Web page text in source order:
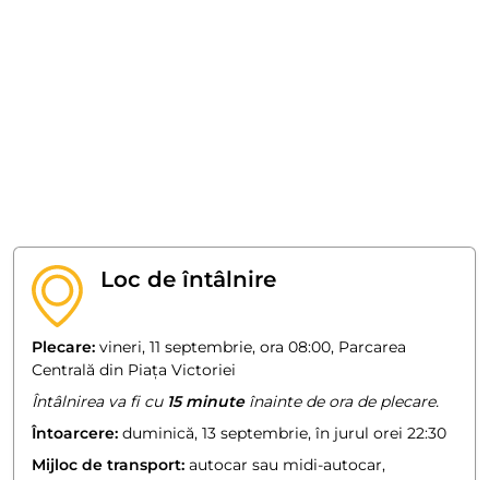
Loc de întâlnire
Plecare: vineri, 11 septembrie, ora 08:00, Parcarea
Centrală din Piața Victoriei
Întâlnirea va fi cu 15 minuteînainte de ora de plecare.
Întoarcere: duminică, 13 septembrie, în jurul orei 22:30
Mijloc de transport: autocar sau midi-autocar,